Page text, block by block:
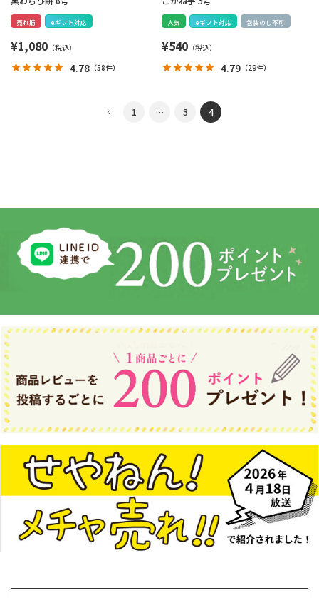
売れ筋 eギフト対応
¥1,080
4.78 （58件）
人気 eギフト対応 包装のし不可
¥540
4.79 （29件）
1 … 3 4